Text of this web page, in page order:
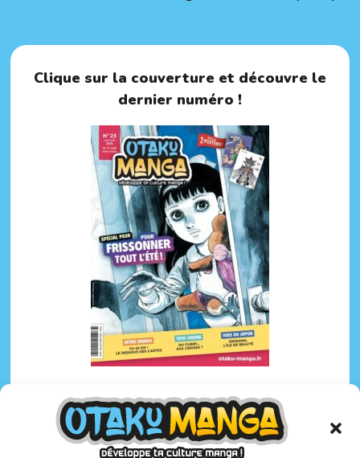
Clique sur la couverture et découvre le
dernier numéro !
Otaku Manga :
le premiermagazine manga